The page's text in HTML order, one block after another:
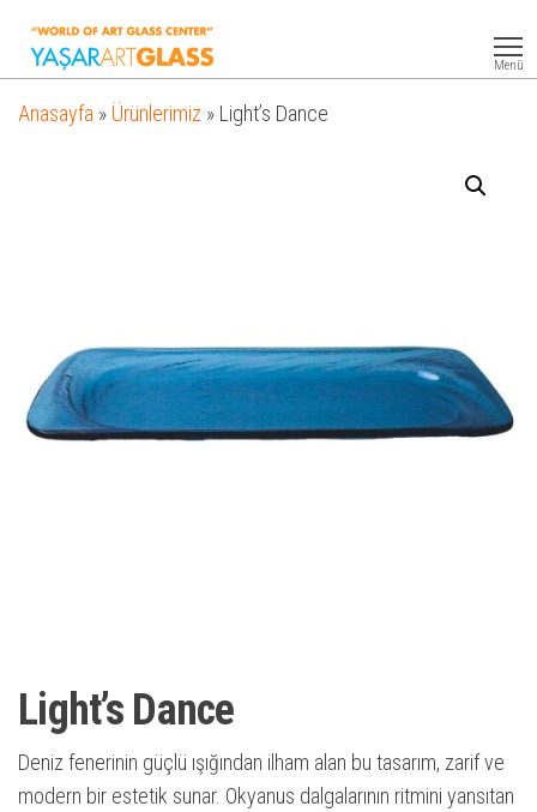
Glass
Menü
Anasayfa » Ürünlerimiz » Light’s Dance
Light’s Dance
Deniz fenerinin güçlü ışığından ilham alan bu tasarım, zarif ve
modern bir estetik sunar. Okyanus dalgalarının ritmini yansıtan